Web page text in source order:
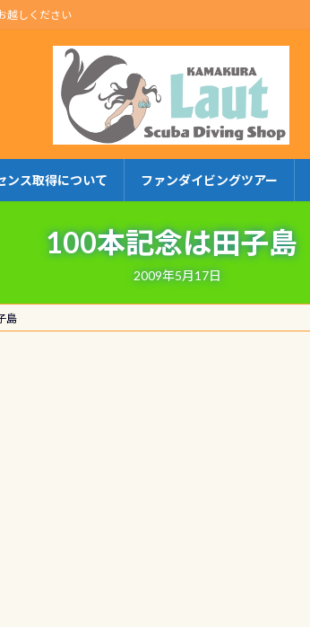
越しください
ンス取得について ファンダイビングツアー
100本記念は田子島
2009年5月17日
島